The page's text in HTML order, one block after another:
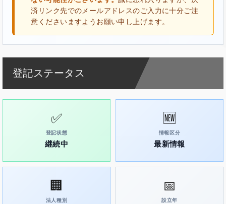
済リンク先でのメールアドレスのご入力に十分ご注
意くださいますようお願い申し上げます。
登記ステータス
✅
登記状態
継続中
🆕
情報区分
最新情報
🏢
法人種別
📅
設立年